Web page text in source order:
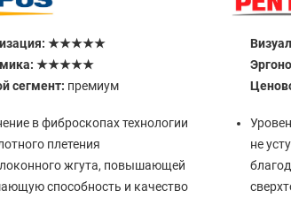
★★★★★
★★★★★
сегмент: премиум
в фиброскопах технологии
плетения
жгута, повышающей
способность и качество
не